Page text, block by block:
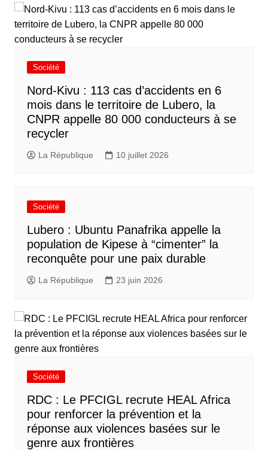
Société
Nord-Kivu : 113 cas d’accidents en 6
mois dans le territoire de Lubero, la
CNPR appelle 80 000 conducteurs à se
recycler
La République 10 juillet 2026
Société
Lubero : Ubuntu Panafrika appelle la
population de Kipese à “cimenter” la
reconquête pour une paix durable
La République 23 juin 2026
Société
RDC : Le PFCIGL recrute HEAL Africa
pour renforcer la prévention et la
réponse aux violences basées sur le
genre aux frontières